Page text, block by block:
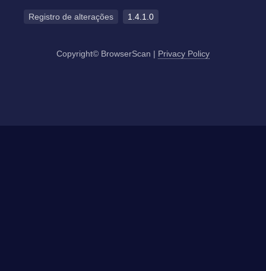
Registro de alterações 1.4.1.0
Copyright© BrowserScan | Privacy Policy